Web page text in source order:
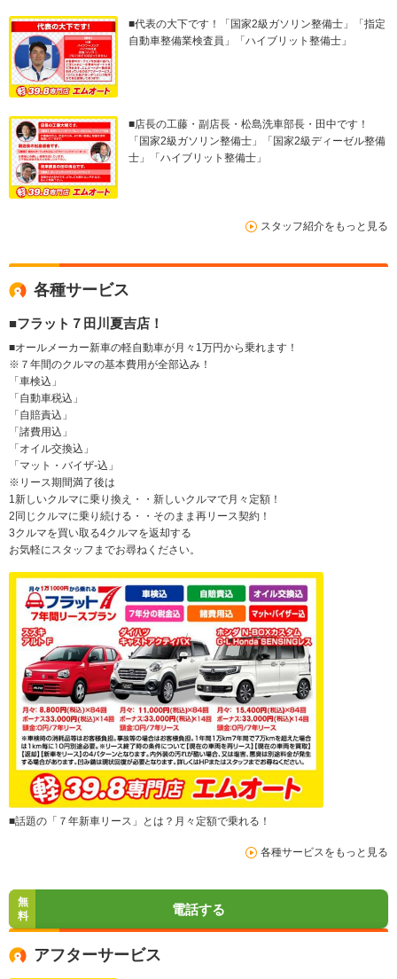
■代表の大下です！「国家2級ガソリン整備士」「指定
自動車整備業検査員」「ハイブリット整備士」
■店長の工藤・副店長・松島洗車部長・田中です！
「国家2級ガソリン整備士」「国家2級ディーゼル整備
士」「ハイブリット整備士」
スタッフ紹介をもっと見る
各種サービス
■フラット７田川夏吉店！
■オールメーカー新車の軽自動車が月々1万円から乗れます！
※７年間のクルマの基本費用が全部込み！
「車検込」
「自動車税込」
「自賠責込」
「諸費用込」
「オイル交換込」
「マット・バイザ-込」
※リース期間満了後は
1新しいクルマに乗り換え・・新しいクルマで月々定額！
2同じクルマに乗り続ける・・そのまま再リース契約！
3クルマを買い取る4クルマを返却する
お気軽にスタッフまでお尋ねください。
■話題の「７年新車リース」とは？月々定額で乗れる！
各種サービスをもっと見る
無
料
電話する
アフターサービス